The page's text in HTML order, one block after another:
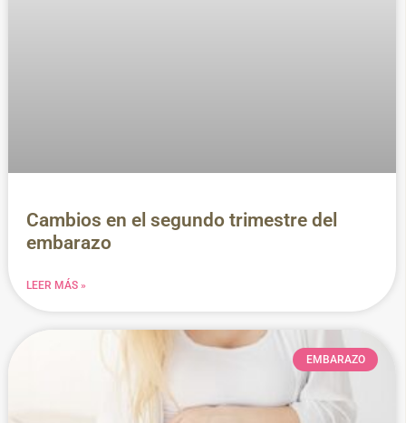
Cambios en el segundo trimestre del
embarazo
LEER MÁS »
EMBARAZO